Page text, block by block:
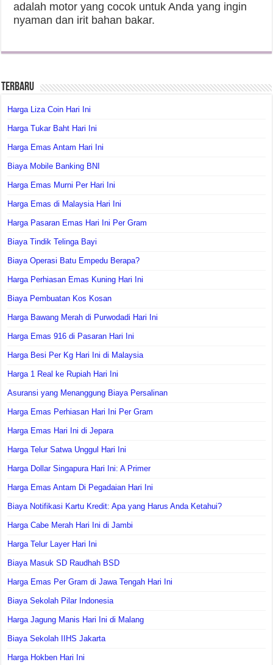
adalah motor yang cocok untuk Anda yang ingin
nyaman dan irit bahan bakar.
Terbaru
Harga Liza Coin Hari Ini
Harga Tukar Baht Hari Ini
Harga Emas Antam Hari Ini
Biaya Mobile Banking BNI
Harga Emas Murni Per Hari Ini
Harga Emas di Malaysia Hari Ini
Harga Pasaran Emas Hari Ini Per Gram
Biaya Tindik Telinga Bayi
Biaya Operasi Batu Empedu Berapa?
Harga Perhiasan Emas Kuning Hari Ini
Biaya Pembuatan Kos Kosan
Harga Bawang Merah di Purwodadi Hari Ini
Harga Emas 916 di Pasaran Hari Ini
Harga Besi Per Kg Hari Ini di Malaysia
Harga 1 Real ke Rupiah Hari Ini
Asuransi yang Menanggung Biaya Persalinan
Harga Emas Perhiasan Hari Ini Per Gram
Harga Emas Hari Ini di Jepara
Harga Telur Satwa Unggul Hari Ini
Harga Dollar Singapura Hari Ini: A Primer
Harga Emas Antam Di Pegadaian Hari Ini
Biaya Notifikasi Kartu Kredit: Apa yang Harus Anda Ketahui?
Harga Cabe Merah Hari Ini di Jambi
Harga Telur Layer Hari Ini
Biaya Masuk SD Raudhah BSD
Harga Emas Per Gram di Jawa Tengah Hari Ini
Biaya Sekolah Pilar Indonesia
Harga Jagung Manis Hari Ini di Malang
Biaya Sekolah IIHS Jakarta
Harga Hokben Hari Ini